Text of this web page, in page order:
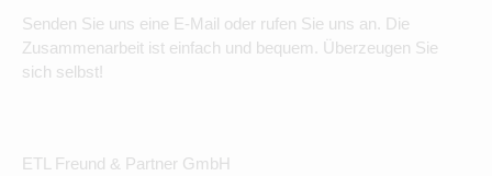
Senden Sie uns eine E-Mail oder rufen Sie uns an. Die
Zusammenarbeit ist einfach und bequem. Überzeugen Sie
sich selbst!
ETL Freund & Partner GmbH